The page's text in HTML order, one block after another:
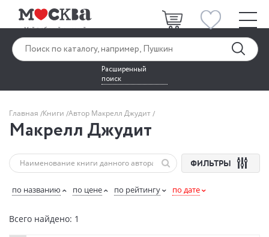
Расширенный
поиск
Главная Книги Автор Макрелл Джудит
Макрелл Джудит
ФИЛЬТРЫ
по названию по цене по рейтингу по дате
Всего найдено: 1